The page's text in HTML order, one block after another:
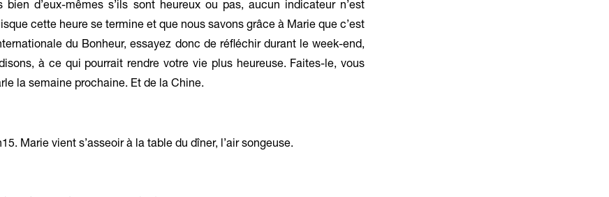
d’eux-mêmes s’ils sont heureux ou pas, aucun indicateur n’est
cette heure se termine et que nous savons grâce à Marie que c’est
du Bonheur, essayez donc de réfléchir durant le week-end,
à ce qui pourrait rendre votre vie plus heureuse. Faites-le, vous
la semaine prochaine. Et de la Chine.
Marie vient s’asseoir à la table du dîner, l’air songeuse.